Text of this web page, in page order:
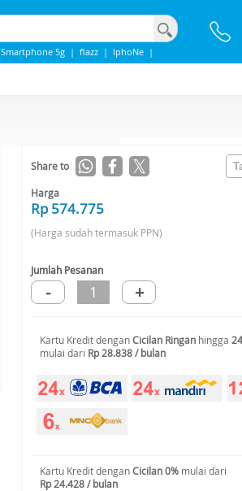
Smartphone 5g | flazz | IphoNe |
Share to
Harga
Rp 574.775
(Harga sudah termasuk PPN)
Jumlah Pesanan
- 1 +
Kartu Kredit denganCicilan Ringan hingga
mulai dari Rp 28.838 / bulan
Kartu Kredit denganCicilan 0% mulai dari
Rp 24.428 / bulan